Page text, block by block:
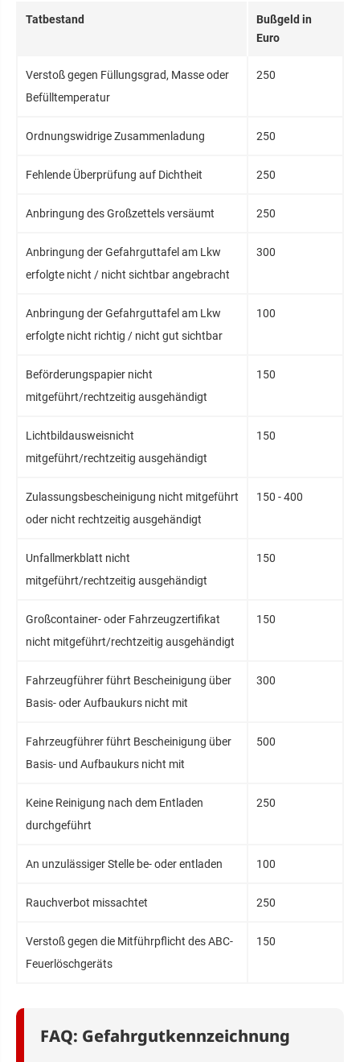
Tatbestand
Bußgeld in
Euro
Verstoß gegen Füllungsgrad, Masse oder
Befülltemperatur
250
Ordnungswidrige Zusammenladung 250
Fehlende Überprüfung auf Dichtheit 250
Anbringung des Großzettels versäumt 250
Anbringung der Gefahrguttafel am Lkw
erfolgte nicht / nicht sichtbar angebracht
300
Anbringung der Gefahrguttafel am Lkw
erfolgte nicht richtig / nicht gut sichtbar
100
Beförderungspapier nicht
mitgeführt/rechtzeitig ausgehändigt
150
Lichtbildausweisnicht
mitgeführt/rechtzeitig ausgehändigt
150
Zulassungsbescheinigung nicht mitgeführt
oder nicht rechtzeitig ausgehändigt
150 - 400
Unfallmerkblatt nicht
mitgeführt/rechtzeitig ausgehändigt
150
Großcontainer- oder Fahrzeugzertifikat
nicht mitgeführt/rechtzeitig ausgehändigt
150
Fahrzeugführer führt Bescheinigung über
Basis- oder Aufbaukurs nicht mit
300
Fahrzeugführer führt Bescheinigung über
Basis- und Aufbaukurs nicht mit
500
Keine Reinigung nach dem Entladen
durchgeführt
250
An unzulässiger Stelle be- oder entladen 100
Rauchverbot missachtet 250
Verstoß gegen die Mitführpflicht des ABC-
Feuerlöschgeräts
150
FAQ: Gefahrgutkennzeichnung